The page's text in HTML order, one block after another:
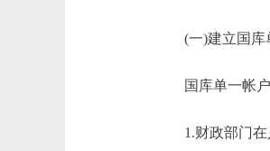
(一)建立国库
国库单一帐户
1.财政部门在人